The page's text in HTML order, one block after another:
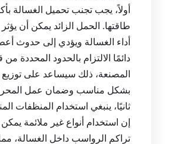
أولاً، يجب تجنب تحميل الغسالة
طاقتها. الحمل الزائد يمكن أن
أداء الغسالة ويؤدي إلى حدوث
دائمًا الالتزام بالحدود المحددة
المصنعة، ذلك سيساعد على
بشكل مناسب وضمان عمل
ثانيًا، ينبغي استخدام المنظفات
إن استخدام أنواع غير ملائمة
تراكم الرواسب داخل الغسالة،